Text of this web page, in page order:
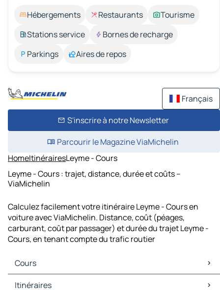
Hébergements Restaurants
Tourisme
Stations service
Bornes de recharge
Parkings
Aires de repos
Français
S'inscrire à notre Newsletter
Parcourir le Magazine ViaMichelin
HomeItinérairesLeyme - Cours
Leyme - Cours : trajet, distance, durée et coûts –
ViaMichelin
Calculez facilement votre itinéraire Leyme - Cours en
voiture avec ViaMichelin. Distance, coût (péages,
carburant, coût par passager) et durée du trajet Leyme -
Cours, en tenant compte du trafic routier
Cours
Cours Cartes et plans
Itinéraires